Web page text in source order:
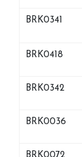
BRK0341
BRK0418
BRK0342
BRK0036